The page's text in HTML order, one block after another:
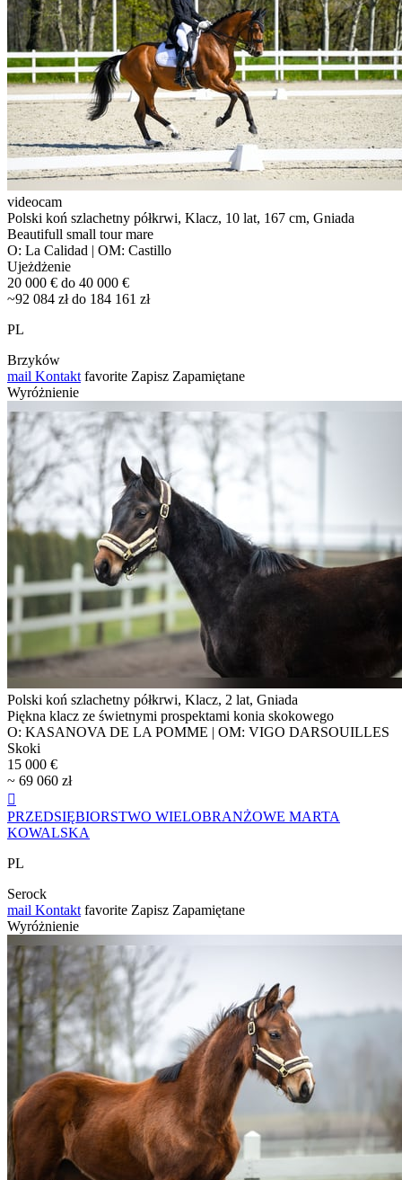
videocam
Polski koń szlachetny półkrwi, Klacz, 10 lat, 167 cm, Gniada
Beautifull small tour mare
O: La Calidad | OM: Castillo
Ujeżdżenie
20 000 € do 40 000 €
~92 084 zł do 184 161 zł
PL
Brzyków
mail Kontakt favorite Zapisz Zapamiętane
Wyróżnienie
Polski koń szlachetny półkrwi, Klacz, 2 lat, Gniada
Piękna klacz ze świetnymi prospektami konia skokowego
O: KASANOVA DE LA POMME | OM: VIGO DARSOUILLES
Skoki
15 000 €
~ 69 060 zł

PRZEDSIĘBIORSTWO WIELOBRANŻOWE MARTA
KOWALSKA
PL
Serock
mail Kontakt favorite Zapisz Zapamiętane
Wyróżnienie